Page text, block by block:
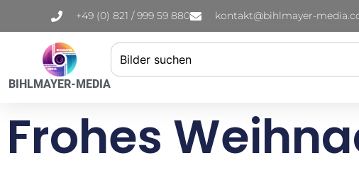
+49 (0) 821 / 999 59 880 kontakt@bihlmayer-
BIHLMAYER-MEDIA
Frohes